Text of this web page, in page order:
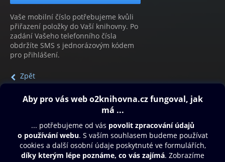
Vaše mobilní číslo potřebujeme kvůli
přiřazení položky do Vaší knihovny. Po
zadání Vašeho telefonního čísla
obdržíte SMS s jednorázovým kódem
pro přihlášení.
Zpět
Obsah ke stažení
Moje O2 Knihovna